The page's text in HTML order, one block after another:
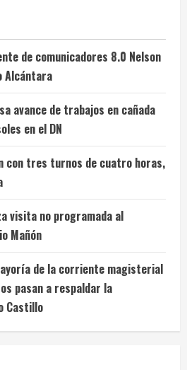
de comunicadores 8.0 Nelson
Alcántara
avance de trabajos en cañada
en el DN
con tres turnos de cuatro horas,
visita no programada al
Mañón
de la corriente magisterial
pasan a respaldar la
Castillo